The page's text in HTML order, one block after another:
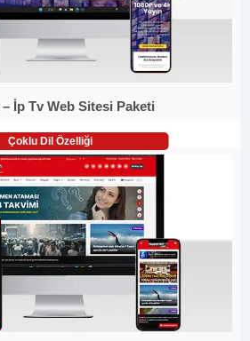
İp Tv Web Sitesi Paketi
Çoklu Dil Özelliği